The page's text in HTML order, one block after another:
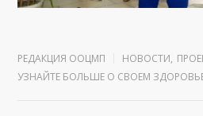
РЕДАКЦИЯ ООЦМП НОВОСТИ,
УЗНАЙТЕ БОЛЬШЕ О СВОЕМ